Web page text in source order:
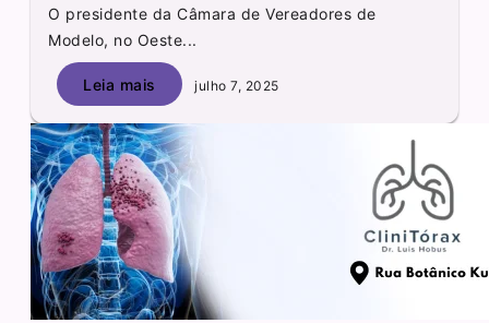
O presidente da Câmara de Vereadores de
Modelo, no Oeste...
Leia mais julho 7, 2025